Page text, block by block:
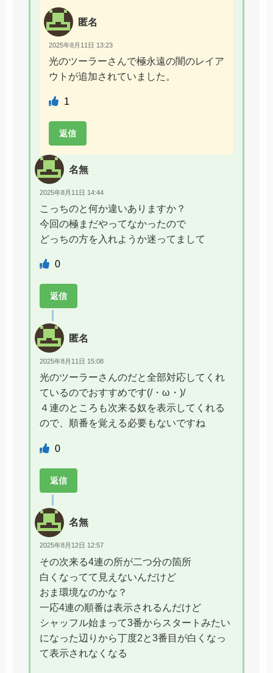
匿名
2025年8月11日 13:23
光のツーラーさんで極永遠の闇のレイア
ウトが追加されていました。
1
返信
名無
2025年8月11日 14:44
こっちのと何か違いありますか？
今回の極まだやってなかったので
どっちの方を入れようか迷ってまして
0
返信
匿名
2025年8月11日 15:08
光のツーラーさんのだと全部対応してくれ
ているのでおすすめです(/・ω・)/
４連のところも次来る奴を表示してくれる
ので、順番を覚える必要もないですね
0
返信
名無
2025年8月12日 12:57
その次来る4連の所が二つ分の箇所
白くなってて見えないんだけど
おま環境なのかな？
一応4連の順番は表示されるんだけど
シャッフル始まって3番からスタートみたい
になった辺りから丁度2と3番目が白くなっ
て表示されなくなる